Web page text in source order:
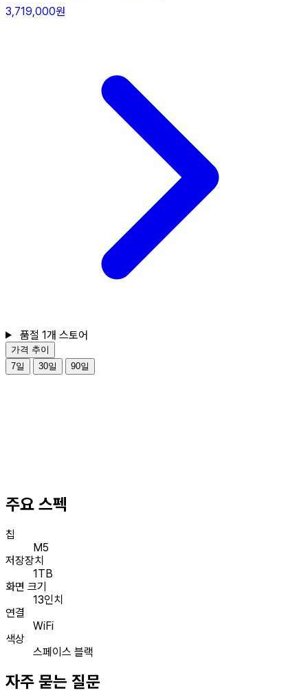
3,719,000원
품절 1개 스토어
가격 추이
7일
30일 90일
주요 스펙
칩
M5
저장장치
1TB
화면 크기
13인치
연결
WiFi
색상
스페이스 블랙
자주 묻는 질문